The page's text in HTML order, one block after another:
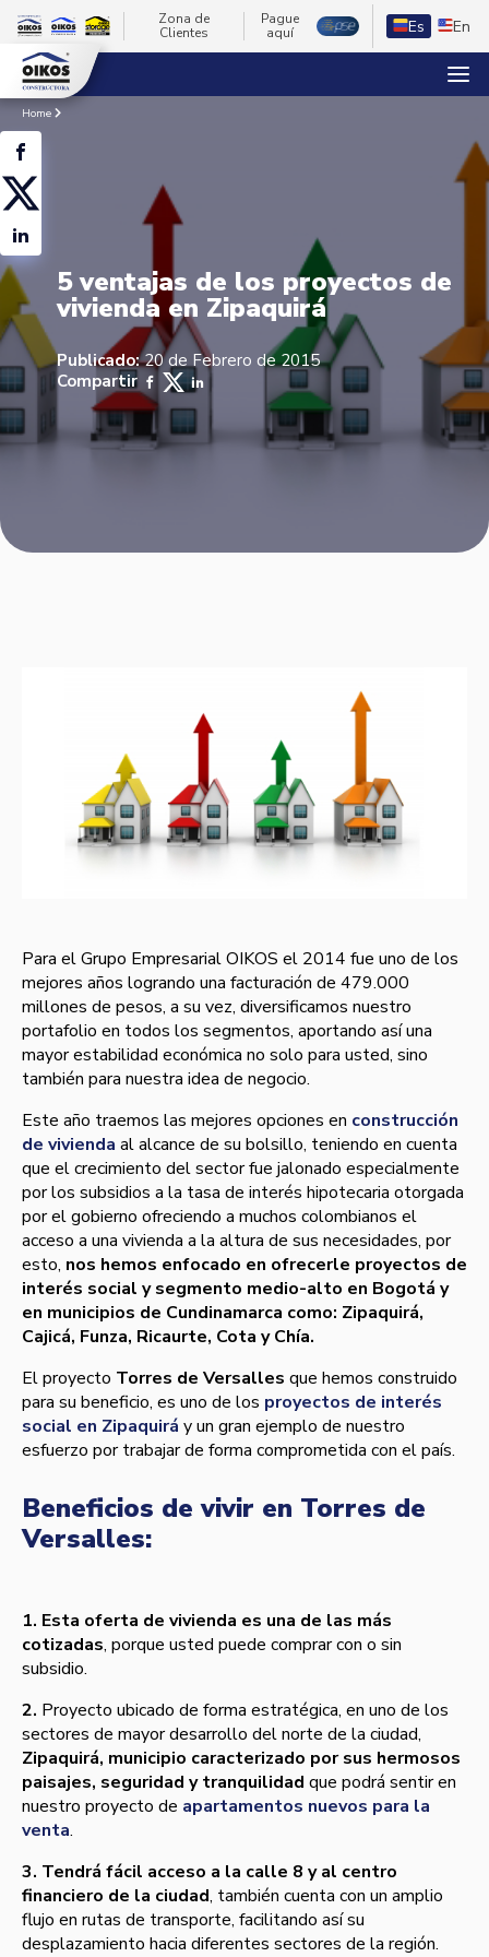
Zona de
Clientes
Pague
aquí
Es En
Home
5 ventajas de los proyectos de
vivienda en Zipaquirá
Publicado:20 de Febrero de 2015
Compartir
Para el Grupo Empresarial OIKOS el 2014 fue uno de los
mejores años logrando una facturación de 479.000
millones de pesos, a su vez, diversificamos nuestro
portafolio en todos los segmentos, aportando así­ una
mayor estabilidad económica no solo para usted, sino
también para nuestra idea de negocio.
Este año traemos las mejores opciones en construcción
de vivienda al alcance de su bolsillo, teniendo en cuenta
que el crecimiento del sector fue jalonado especialmente
por los subsidios a la tasa de interés hipotecaria otorgada
por el gobierno ofreciendo a muchos colombianos el
acceso a una vivienda a la altura de sus necesidades, por
esto, nos hemos enfocado en ofrecerle proyectos de
interés social y segmento medio-alto en Bogotá y
en municipios de Cundinamarca como: Zipaquirá,
Cajicá, Funza, Ricaurte, Cota y Chí­a.
El proyecto Torres de Versalles que hemos construido
para su beneficio, es uno de los proyectos de interés
social en Zipaquirá y un gran ejemplo de nuestro
esfuerzo por trabajar de forma comprometida con el paí­s.
Beneficios de vivir en Torres de
Versalles:
1. Esta oferta de vivienda es una de las más
cotizadas, porque usted puede comprar con o sin
subsidio.
2. Proyecto ubicado de forma estratégica, en uno de los
sectores de mayor desarrollo del norte de la ciudad,
Zipaquirá, municipio caracterizado por sus hermosos
paisajes, seguridad y tranquilidad que podrá sentir en
nuestro proyecto de apartamentos nuevos para la
venta.
3. Tendrá fácil acceso a la calle 8 y al centro
financiero de la ciudad, también cuenta con un amplio
flujo en rutas de transporte, facilitando así­ su
desplazamiento hacia diferentes sectores de la región.